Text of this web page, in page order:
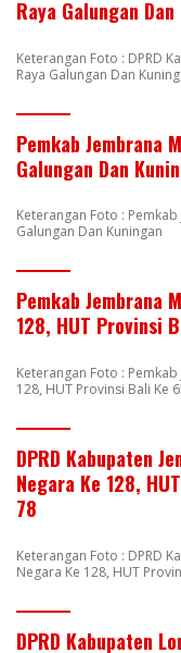
Raya Galungan
Keterangan Foto : DPRD
Raya Galungan Dan
Pemkab Jembrana
Galungan Dan
Keterangan Foto :
Galungan Dan Kuningan
Pemkab Jembrana
128, HUT Provinsi
Keterangan Foto :
128, HUT Provinsi Bali Ke
DPRD Kabupaten
Negara Ke 128,
78
Keterangan Foto : DPRD
Negara Ke 128, HUT
DPRD Kabupaten